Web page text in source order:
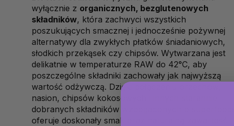
wyłącznie z organicznych, bezglutenowych
składników, która zachwyci wszystkich
poszukujących smacznej i jednocześnie pożywnej
alternatywy dla zwykłych płatków śniadaniowych,
słodkich przekąsek czy chipsów. Wytwarzana jest
delikatnie w temperaturze RAW do 42°C, aby
poszczególne składniki zachowały jak najwyższą
wartość odżywczą. Dzięki połączeniu orzechów,
nasion, chipsów kokosowych i innych starannie
dobranych składników wzbogaconych o superfoods,
oferuje doskonały smak oraz naturalną zawartość